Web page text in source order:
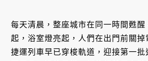
每天清晨，整座城市在同一時間甦醒
起，浴室燈亮起，人們在出門前關掉
捷運列車早已穿梭軌道，迎接第一批